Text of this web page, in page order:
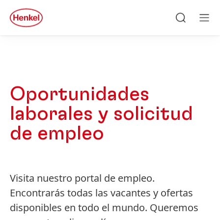
Skip to main content
Skip to footer
quick
search
Oportunidades
laborales y solicitud
de empleo
Visita nuestro portal de empleo.
Encontrarás todas las vacantes y ofertas
disponibles en todo el mundo. Queremos